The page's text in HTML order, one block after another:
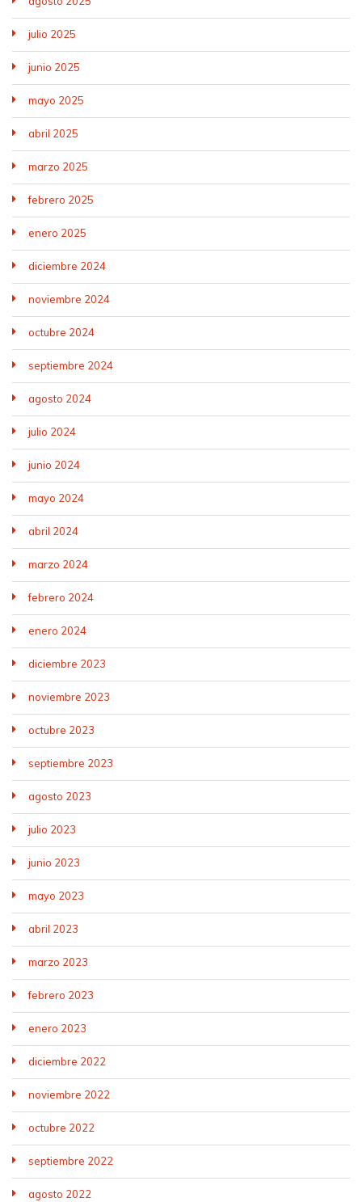
julio 2025
junio 2025
mayo 2025
abril 2025
marzo 2025
febrero 2025
enero 2025
diciembre 2024
noviembre 2024
octubre 2024
septiembre 2024
agosto 2024
julio 2024
junio 2024
mayo 2024
abril 2024
marzo 2024
febrero 2024
enero 2024
diciembre 2023
noviembre 2023
octubre 2023
septiembre 2023
agosto 2023
julio 2023
junio 2023
mayo 2023
abril 2023
marzo 2023
febrero 2023
enero 2023
diciembre 2022
noviembre 2022
octubre 2022
septiembre 2022
agosto 2022